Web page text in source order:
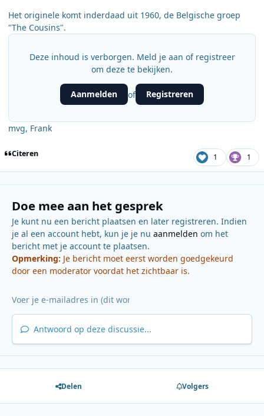
Het originele komt inderdaad uit 1960, de Belgische groep
"The Cousins".
Deze inhoud is verborgen. Meld je aan of registreer
om deze te bekijken.
Aanmelden of Registreren
mvg, Frank
Citeren 1 1
Doe mee aan het gesprek
Je kunt nu een bericht plaatsen en later registreren. Indien
je al een account hebt, kun je je nu aanmelden om het
bericht met je account te plaatsen.
Opmerking: Je bericht moet eerst worden goedgekeurd
door een moderator voordat het zichtbaar is.
Antwoord op deze discussie...
Delen Volgers